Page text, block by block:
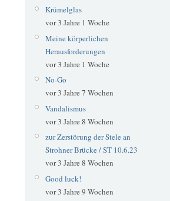
Krümelglas
vor 3 Jahre 1 Woche
Meine körperlichen
Herausforderungen
vor 3 Jahre 1 Woche
No-Go
vor 3 Jahre 7 Wochen
Vandalismus
vor 3 Jahre 8 Wochen
zur Zerstörung der Stele an
Strohner Brücke / ST 10.6.23
vor 3 Jahre 8 Wochen
Good luck!
vor 3 Jahre 9 Wochen